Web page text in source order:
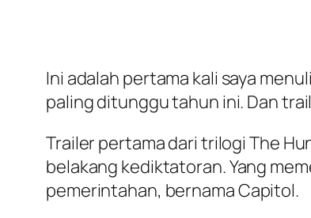
Ini adalah pertama kali saya
paling ditunggu tahun ini. Dan
Trailer pertama dari trilogi The
belakang kediktatoran. Yang
pemerintahan, bernama Capitol.